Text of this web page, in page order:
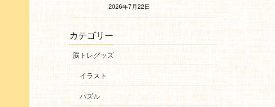
2026年7月22日
カテゴリー
脳トレグッズ
イラスト
パズル